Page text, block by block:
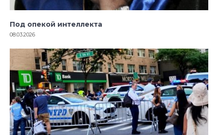
Под опекой интеллекта
08.03.2026